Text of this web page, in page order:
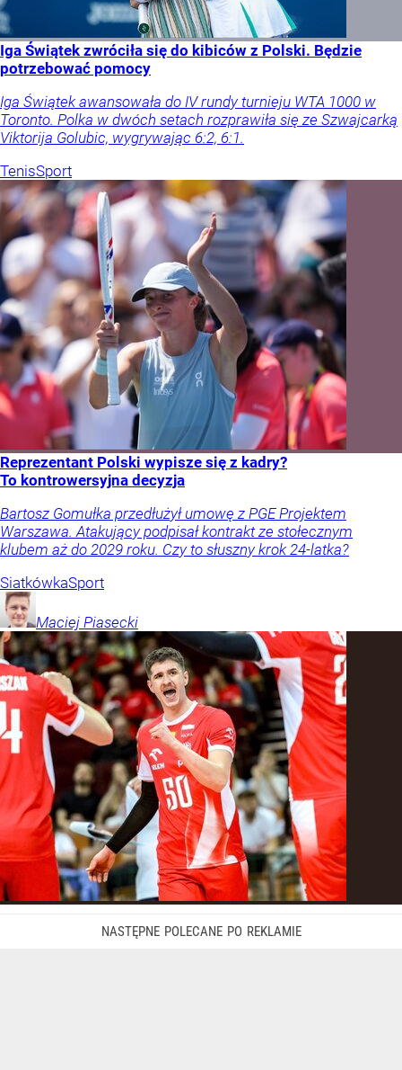
Iga Świątek zwróciła się do kibiców z Polski. Będzie
potrzebować pomocy
Iga Świątek awansowała do IV rundy turnieju WTA 1000 w
Toronto. Polka w dwóch setach rozprawiła się ze Szwajcarką
Viktorija Golubic, wygrywając 6:2, 6:1.
TenisSport
Reprezentant Polski wypisze się z kadry?
To kontrowersyjna decyzja
Bartosz Gomułka przedłużył umowę z PGE Projektem
Warszawa. Atakujący podpisał kontrakt ze stołecznym
klubem aż do 2029 roku. Czy to słuszny krok 24-latka?
SiatkówkaSport
Maciej Piasecki